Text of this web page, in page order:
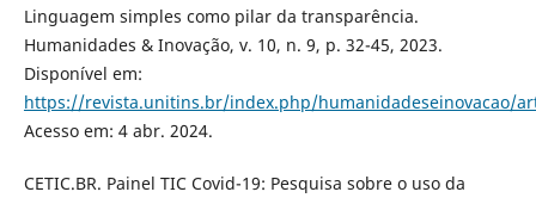
Linguagem simples como pilar da transparência.
Humanidades & Inovação, v. 10, n. 9, p. 32-45, 2023.
Disponível em:
https://revista.unitins.br/index.php/humanidadeseinovacao/
Acesso em: 4 abr. 2024.
CETIC.BR. Painel TIC Covid-19: Pesquisa sobre o uso da